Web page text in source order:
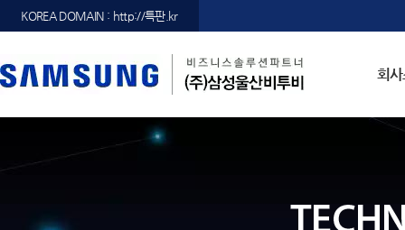
KOREA DOMAIN : http://특판.kr
회